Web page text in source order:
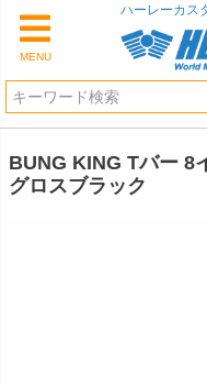
MENU
ハーレーカス
BUNG KING Tバー
グロスブラック